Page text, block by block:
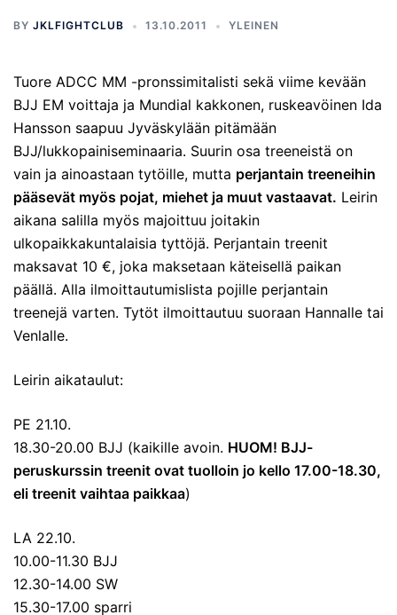
BY JKLFIGHTCLUB 13.10.2011 YLEINEN
Tuore ADCC MM -pronssimitalisti sekä viime kevään
BJJ EM voittaja ja Mundial kakkonen, ruskeavöinen Ida
Hansson saapuu Jyväskylään pitämään
BJJ/lukkopainiseminaaria. Suurin osa treeneistä on
vain ja ainoastaan tytöille, mutta perjantain treeneihin
pääsevät myös pojat, miehet ja muut vastaavat. Leirin
aikana salilla myös majoittuu joitakin
ulkopaikkakuntalaisia tyttöjä. Perjantain treenit
maksavat 10 €, joka maksetaan käteisellä paikan
päällä. Alla ilmoittautumislista pojille perjantain
treenejä varten. Tytöt ilmoittautuu suoraan Hannalle tai
Venlalle.
Leirin aikataulut:
PE 21.10.
18.30-20.00 BJJ (kaikille avoin. HUOM! BJJ-
peruskurssin treenit ovat tuolloin jo kello 17.00-18.30,
eli treenit vaihtaa paikkaa)
LA 22.10.
10.00-11.30 BJJ
12.30-14.00 SW
15.30-17.00 sparri